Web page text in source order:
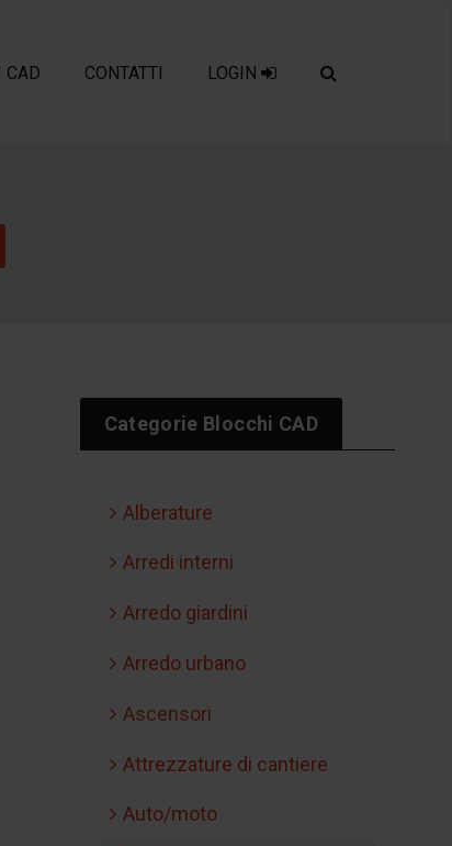
CAD CONTATTI LOGIN
Categorie Blocchi CAD
Alberature
Arredi interni
Arredo giardini
Arredo urbano
Ascensori
Attrezzature di cantiere
Auto/moto